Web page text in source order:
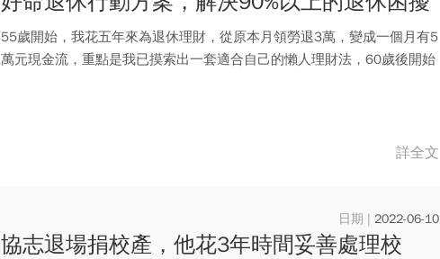
55歲開始，我花五年來為退休理財，從原本月領勞退3萬，變成一個月有5
萬元現金流，重點是我已摸索出一套適合自己的懶人理財法，60歲後開始
詳全文
2022-06-10
協志退場捐校產，他花3年時間妥善處理校